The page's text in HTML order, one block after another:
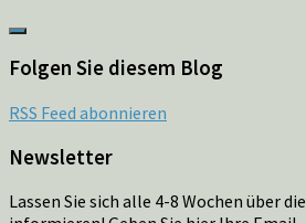
Folgen Sie diesem Blog
RSS Feed abonnieren
Newsletter
Lassen Sie sich alle 4-8 Wochen über